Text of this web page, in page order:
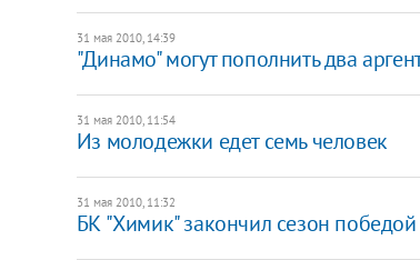
31 мая 2010, 14:39
"Динамо" могут пополнить два
31 мая 2010, 11:54
Из молодежки едет семь человек
31 мая 2010, 11:32
БК "Химик" закончил сезон